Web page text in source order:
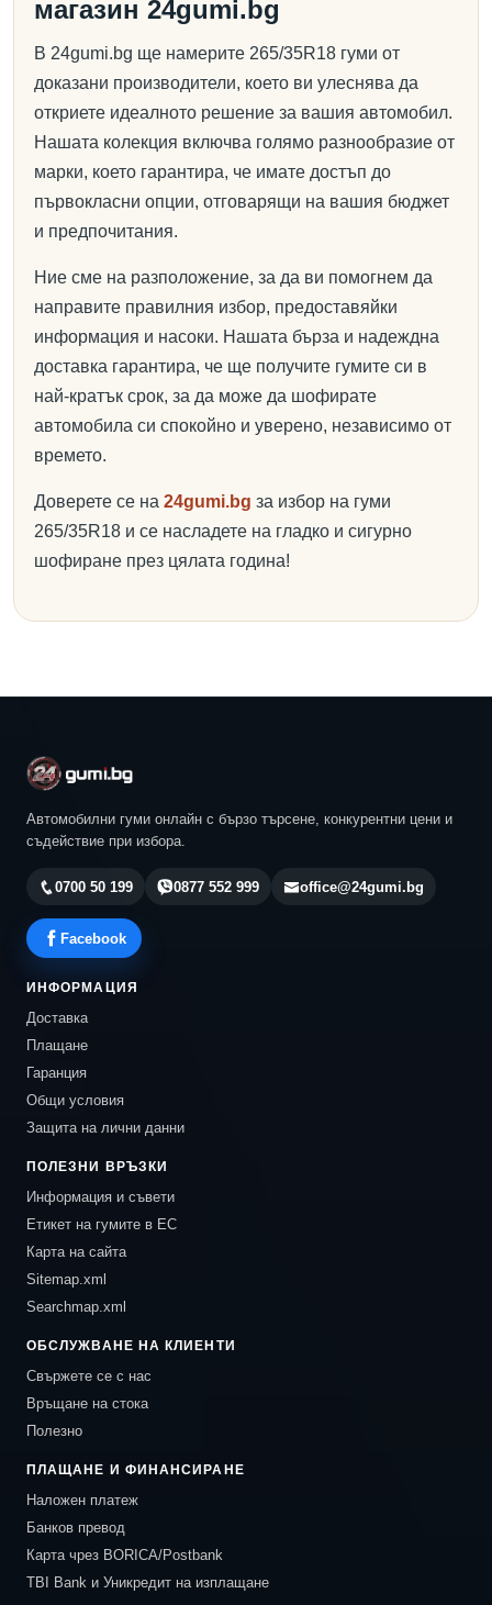
магазин 24gumi.bg
В 24gumi.bg ще намерите 265/35R18 гуми от
доказани производители, което ви улеснява да
откриете идеалното решение за вашия автомобил.
Нашата колекция включва голямо разнообразие от
марки, което гарантира, че имате достъп до
първокласни опции, отговарящи на вашия бюджет
и предпочитания.
Ние сме на разположение, за да ви помогнем да
направите правилния избор, предоставяйки
информация и насоки. Нашата бърза и надеждна
доставка гарантира, че ще получите гумите си в
най-кратък срок, за да може да шофирате
автомобила си спокойно и уверено, независимо от
времето.
Доверете се на 24gumi.bg за избор на гуми
265/35R18 и се насладете на гладко и сигурно
шофиране през цялата година!
Автомобилни гуми онлайн с бързо търсене, конкурентни цени и
съдействие при избора.
0700 50 199 0877 552 999 office@24gumi.bg
Facebook
ИНФОРМАЦИЯ
Доставка
Плащане
Гаранция
Общи условия
Защита на лични данни
ПОЛЕЗНИ ВРЪЗКИ
Информация и съвети
Етикет на гумите в ЕС
Карта на сайта
Sitemap.xml
Searchmap.xml
ОБСЛУЖВАНЕ НА КЛИЕНТИ
Свържете се с нас
Връщане на стока
Полезно
ПЛАЩАНЕ И ФИНАНСИРАНЕ
Наложен платеж
Банков превод
Карта чрез BORICA/Postbank
TBI Bank и Уникредит на изплащане